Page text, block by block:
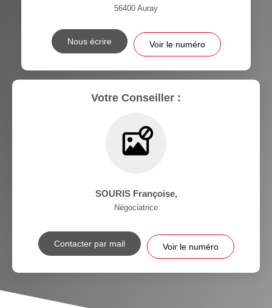
56400 Auray
Nous écrire Voir le numéro
Votre Conseiller :
SOURIS Françoise,
Négociatrice
Contacter par mail Voir le numéro